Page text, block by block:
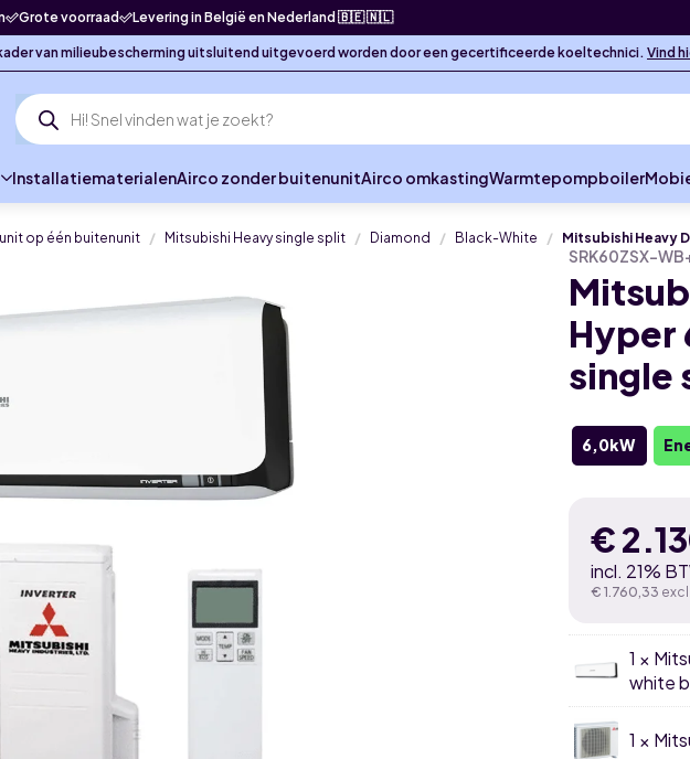
Grote voorraad Levering in België en Nederland 🇧🇪 🇳🇱
van milieubescherming uitsluitend uitgevoerd worden door een gecertificeerde koeltechnici. Vind
Producten
zoeken
InstallatiematerialenAirco zonder buitenunitAirco omkastingWarmtepompboiler
op één buitenunit Mitsubishi Heavy single split Diamond Black-White Mitsubishi Heavy
SRK60ZSX-
single
6,0kW
€
incl. 21%
€ 1.760,33
1 ×
white
1 ×